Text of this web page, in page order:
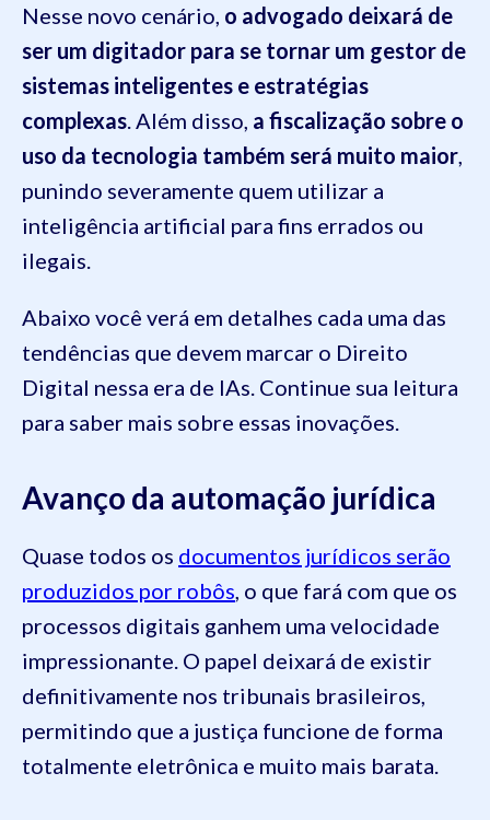
Nesse novo cenário, o advogado deixará de
ser um digitador para se tornar um gestor de
sistemas inteligentes e estratégias
complexas . Além disso, a fiscalização sobre o
uso da tecnologia também será muito maior
punindo severamente quem utilizar a
inteligência artificial para fins errados ou
ilegais.
Abaixo você verá em detalhes cada uma das
tendências que devem marcar o Direito
Digital nessa era de IAs. Continue sua leitura
para saber mais sobre essas inovações.
Avanço da automação jurídica
Quase todos os documentos jurídicos serão
produzidos por robôs , o que fará com que os
processos digitais ganhem uma velocidade
impressionante. O papel deixará de existir
definitivamente nos tribunais brasileiros,
permitindo que a justiça funcione de forma
totalmente eletrônica e muito mais barata.